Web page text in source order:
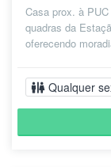
Casa prox. à
quadras da
oferecendo
Qualquer